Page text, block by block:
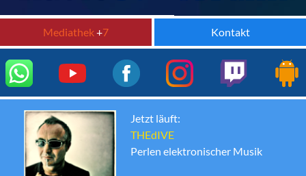
Mediathek+7 Kontakt
Jetzt läuft:
THEdIVE
Perlen elektronischer Musik